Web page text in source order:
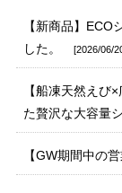
【新商品】
した。
2026/06/
【船凍天然え
た贅沢な大容量
【GW期間中の